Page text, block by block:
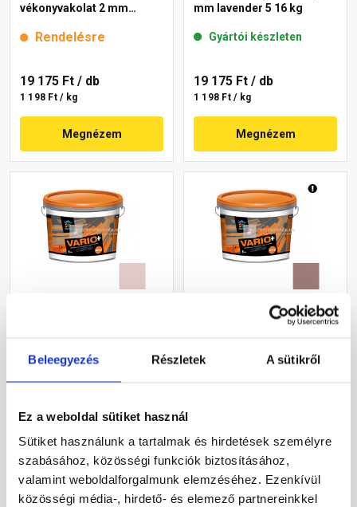
Beleegyezés Részletek A sütikről
Ez a weboldal sütiket használ
Sütiket használunk a tartalmak és hirdetések személyre
szabásához, közösségi funkciók biztosításához,
valamint weboldalforgalmunk elemzéséhez. Ezenkívül
közösségi média-, hirdető- és elemező partnereinkkel
vékonyvakolat 2 mm
Rendelésre
19 175 Ft / db
1 198 Ft / kg
Megnézem
mm lavender 5 16 kg
Gyártói készleten
19 175 Ft / db
1 198 Ft / kg
Megnézem
Gyártói készleten
12 500 Ft/ db
781 Ft / kg
Megnézem
Revco Vario+ Spachtel
916 Ft / kg
Megnézem